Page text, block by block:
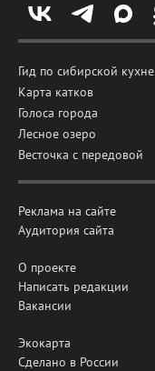
Гид по сибирской кухне
Карта катков
Голоса города
Лесное озеро
Весточка с передовой
Реклама на сайте
Аудитория сайта
О проекте
Написать редакции
Вакансии
Экокарта
Сделано в России